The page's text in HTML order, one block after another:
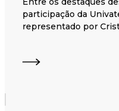
participação da
representado por